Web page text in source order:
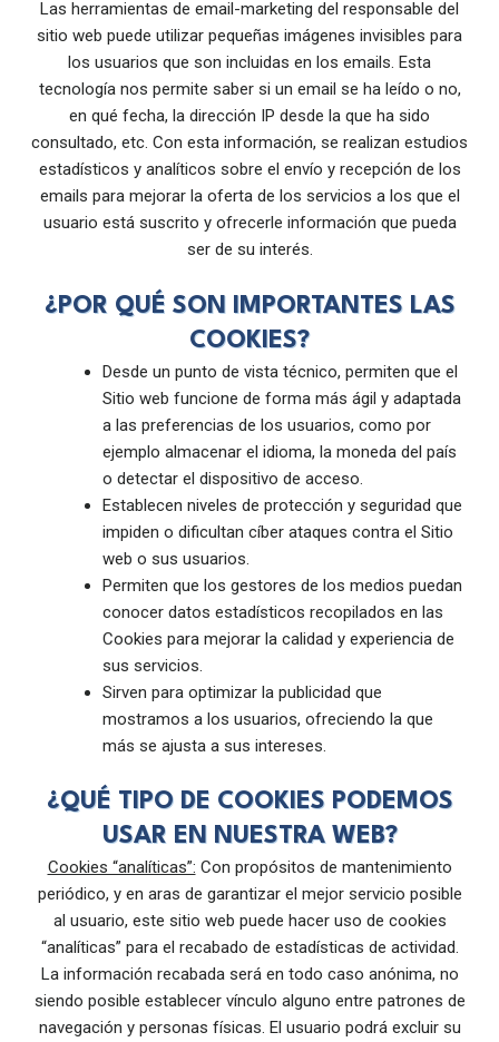
Las herramientas de email-marketing del responsable del
sitio web puede utilizar pequeñas imágenes invisibles para
los usuarios que son incluidas en los emails. Esta
tecnología nos permite saber si un email se ha leído o no,
en qué fecha, la dirección IP desde la que ha sido
consultado, etc. Con esta información, se realizan estudios
estadísticos y analíticos sobre el envío y recepción de los
emails para mejorar la oferta de los servicios a los que el
usuario está suscrito y ofrecerle información que pueda
ser de su interés.
¿POR QUÉ SON IMPORTANTES LAS
COOKIES?
Desde un punto de vista técnico, permiten que el
Sitio web funcione de forma más ágil y adaptada
a las preferencias de los usuarios, como por
ejemplo almacenar el idioma, la moneda del país
o detectar el dispositivo de acceso.
Establecen niveles de protección y seguridad que
impiden o dificultan cíber ataques contra el Sitio
web o sus usuarios.
Permiten que los gestores de los medios puedan
conocer datos estadísticos recopilados en las
Cookies para mejorar la calidad y experiencia de
sus servicios.
Sirven para optimizar la publicidad que
mostramos a los usuarios, ofreciendo la que
más se ajusta a sus intereses.
¿QUÉ TIPO DE COOKIES PODEMOS
USAR EN NUESTRA WEB?
Cookies “analíticas”: Con propósitos de mantenimiento
periódico, y en aras de garantizar el mejor servicio posible
al usuario, este sitio web puede hacer uso de cookies
“analíticas” para el recabado de estadísticas de actividad.
La información recabada será en todo caso anónima, no
siendo posible establecer vínculo alguno entre patrones de
navegación y personas físicas. El usuario podrá excluir su